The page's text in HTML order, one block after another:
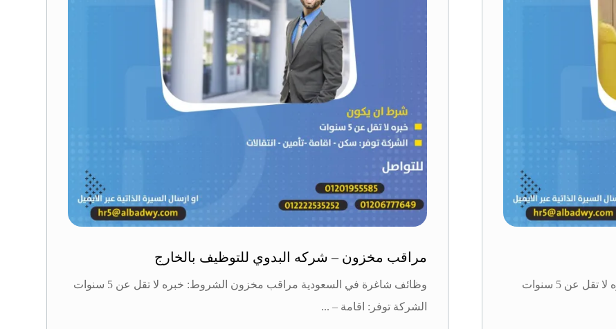
وظائف شاغرة في السعودية امين مخزن الشروط: -خبره لا تقل عن 5 سنوات
مراقب مخزون – شركه البدوي للتوظيف بالخارج
وظائف شاغرة في السعودية مراقب مخزون الشروط: خبره لا تقل عن 5 سنوات
الشركة توفر: اقامة – ...